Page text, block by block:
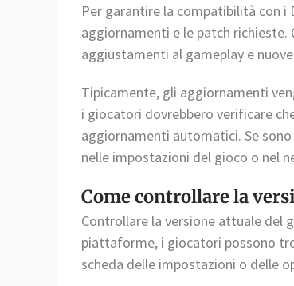
Per garantire la compatibilità con i
aggiornamenti e le patch
aggiustamenti al gameplay e
Tipicamente, gli aggiornamenti
i giocatori dovrebbero verificare
aggiornamenti automatici. Se
nelle impostazioni del gioco o nel
Come controllare la
Controllare la versione attuale del
piattaforme, i giocatori possono
scheda delle impostazioni o delle